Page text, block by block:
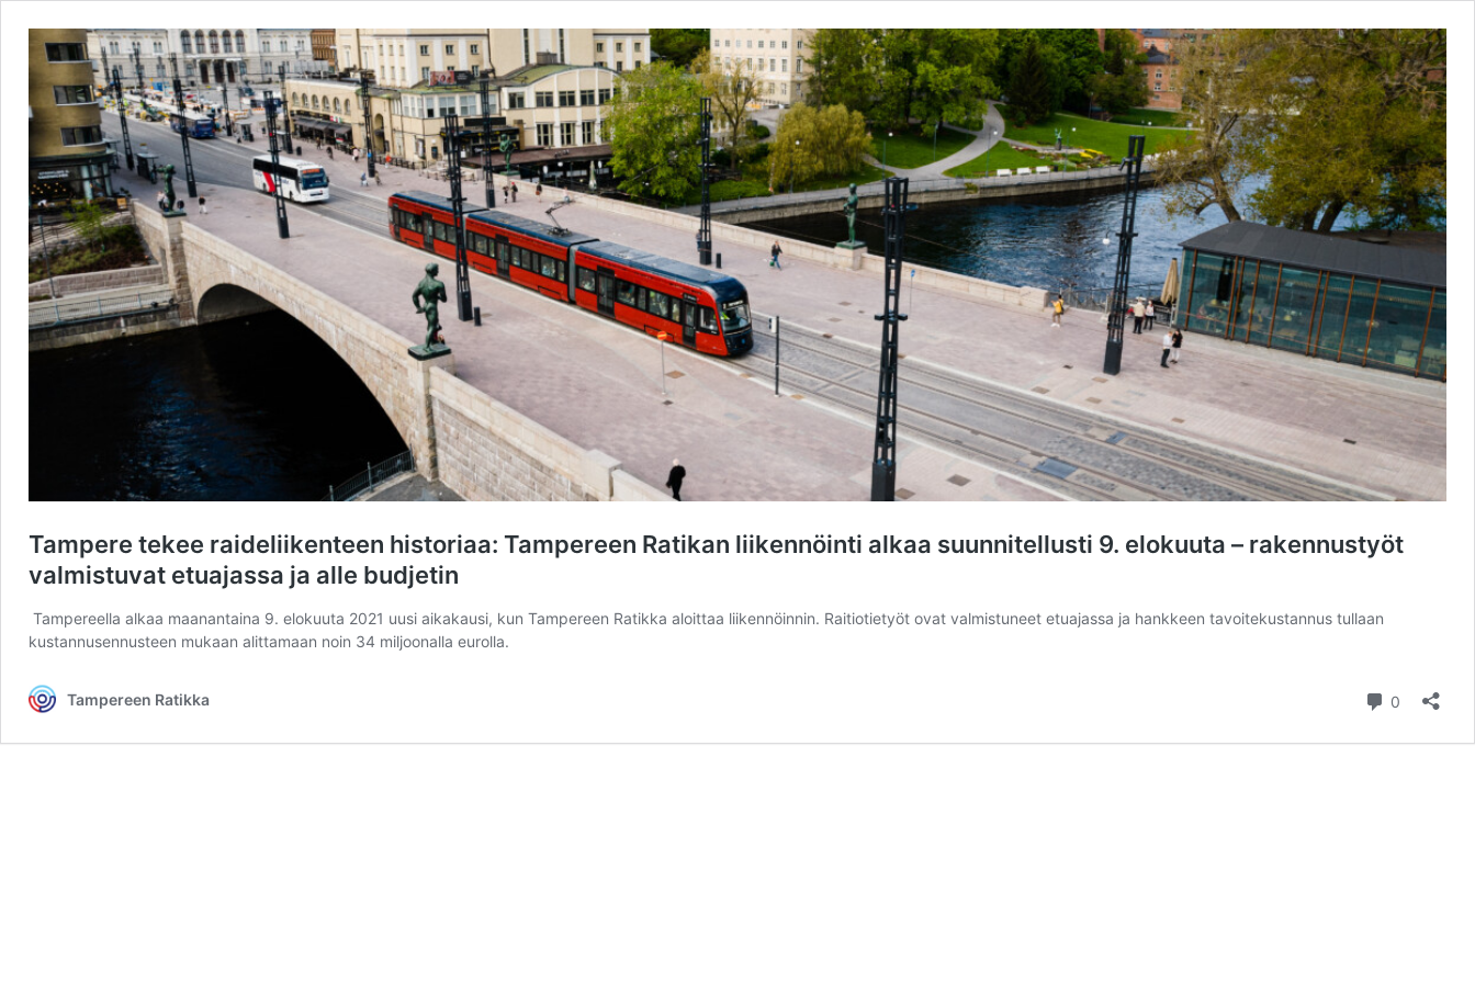
Tampere tekee raideliikenteen historiaa: Tampereen Ratikan liikennöinti alkaa suunnitellusti 9. elokuuta – rakennustyöt
valmistuvat etuajassa ja alle budjetin
Tampereella alkaa maanantaina 9. elokuuta 2021 uusi aikakausi, kun Tampereen Ratikka aloittaa liikennöinnin. Raitiotietyöt ovat valmistuneet etuajassa ja hankkeen tavoitekustannus tullaan
kustannusennusteen mukaan alittamaan noin 34 miljoonalla eurolla.
Tampereen Ratikka 0